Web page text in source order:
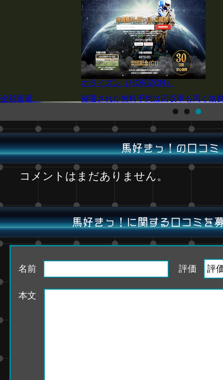
額返還。
ホライズン（HORIZON）
厳選された無料予想は回収率も高く抜
馬好きっ！の口コミ
コメントはまだありません。
馬好きっ！に関する口コミを
名前 評価
本文